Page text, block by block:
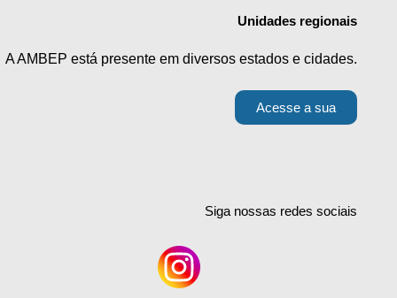
Unidades regionais
A AMBEP está presente em diversos estados e cidades.
Acesse a sua
Siga nossas redessociais